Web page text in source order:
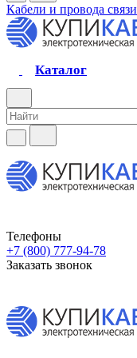
Кабели и провода связи
Каталог
Телефоны
+7 (800) 777-94-78
Заказать звонок